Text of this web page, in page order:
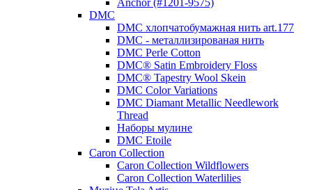
DMC
DMC хлопчатобумажная нить art.177
DMC - металлизированая нить
DMC Perle Cotton
DMC® Satin Embroidery Floss
DMC® Tapestry Wool Skein
DMC Color Variations
DMC Diamant Metallic Needlework
Thread
Наборы мулине
DMC Etoile
Caron Collection
Caron Collection Wildflowers
Caron Collection Waterlilies